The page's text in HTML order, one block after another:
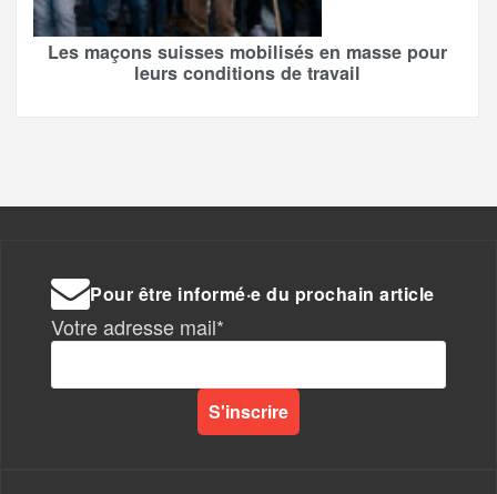
Les maçons suisses mobilisés en masse pour
leurs conditions de travail
Pour être informé·e du prochain article
Votre adresse mail*